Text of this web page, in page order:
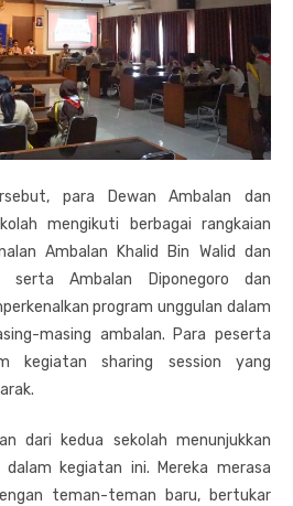
para Dewan Ambalan dan
mengikuti berbagai rangkaian
Ambalan Khalid Bin Walid dan
serta Ambalan Diponegoro dan
program unggulan dalam
masing ambalan. Para peserta
kegiatan sharing session yang
dari kedua sekolah menunjukkan
kegiatan ini. Mereka merasa
teman-teman baru, bertukar